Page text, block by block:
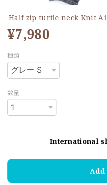
Half zip turtle neck Knit
¥7,980
種類
数量
International
Add